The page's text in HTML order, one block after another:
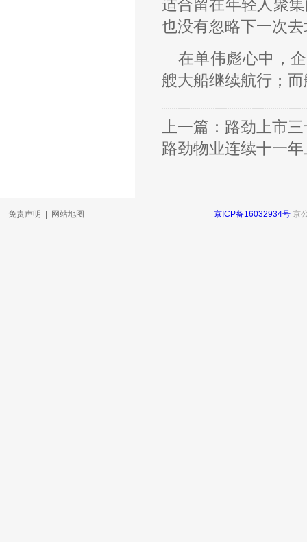
适合留在年轻人聚
也没有忽略下一次
在单伟彪心中，
艘大船继续航行；
上一篇： 路劲上市
路劲物业连续十一
免责声明 网站地图 京ICP备16032934号 京